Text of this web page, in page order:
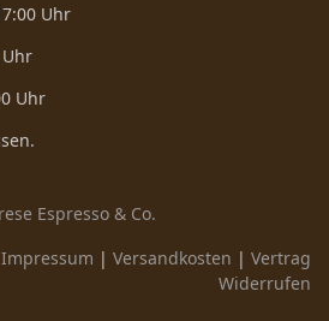
Uhr
Uhr
Espresso & Co.
Impressum | Versandkosten | Vertrag
Widerrufen